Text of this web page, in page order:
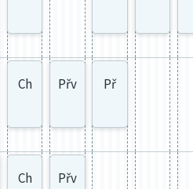
Ch Přv Př
Ch Přv